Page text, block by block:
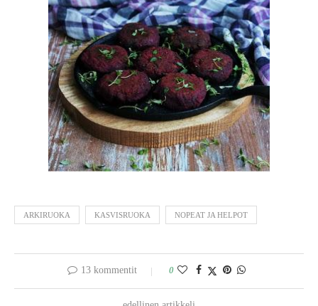
ARKIRUOKA KASVISRUOKA NOPEAT JA HELPOT
13 kommentit 0